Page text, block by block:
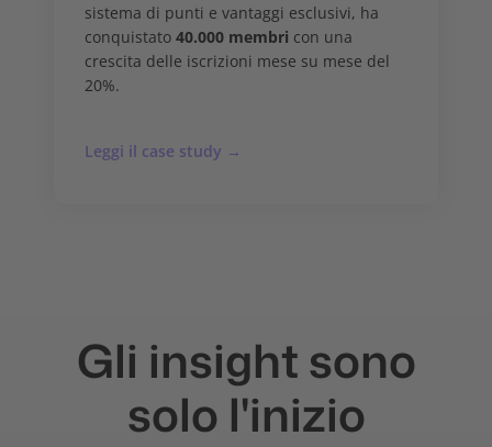
sistema di punti e vantaggi esclusivi, ha
conquistato40.000 membri con una
crescita delle iscrizioni mese su mese del
20%.
Leggi il case study →
Gli insight sono
solo l'inizio